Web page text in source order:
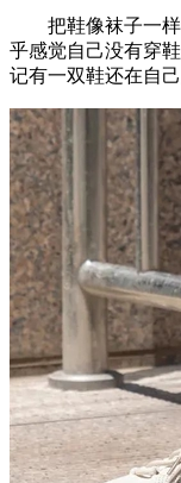
把鞋像袜子一样
乎感觉自己没有穿
记有一双鞋还在自